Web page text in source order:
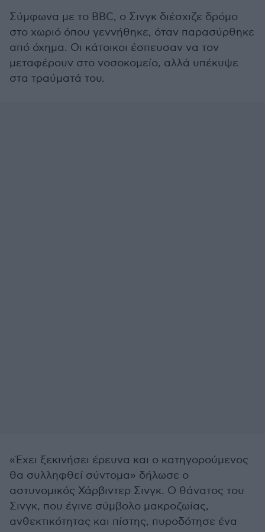
Σύμφωνα με το BBC, ο Σινγκ διέσχιζε δρόμο
στο χωριό όπου γεννήθηκε, όταν παρασύρθηκε
από όχημα. Οι κάτοικοι έσπευσαν να τον
μεταφέρουν στο νοσοκομείο, αλλά υπέκυψε
στα τραύματά του.
«Έχει ξεκινήσει έρευνα και ο κατηγορούμενος
θα συλληφθεί σύντομα» δήλωσε ο
αστυνομικός Χάρβιντερ Σινγκ. Ο θάνατος του
Σινγκ, που έγινε σύμβολο μακροζωίας,
ανθεκτικότητας και πίστης, πυροδότησε ένα